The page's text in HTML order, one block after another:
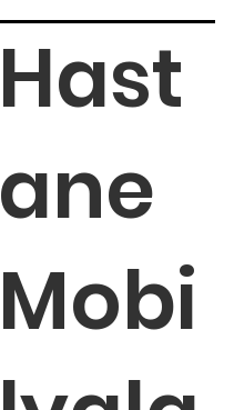
Hast
ane
Mobi